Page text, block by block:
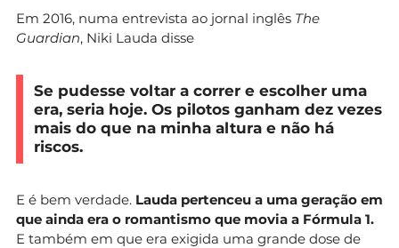
Em 2016, numa entrevista ao jornal inglês The
Guardian, Niki Lauda disse
Se pudesse voltar a correr e escolher uma
era, seria hoje. Os pilotos ganham dez vezes
mais do que na minha altura e não há
riscos.
E é bem verdade. Lauda pertenceu a uma geração em
que ainda era o romantismo que movia a Fórmula 1.
E também em que era exigida uma grande dose de